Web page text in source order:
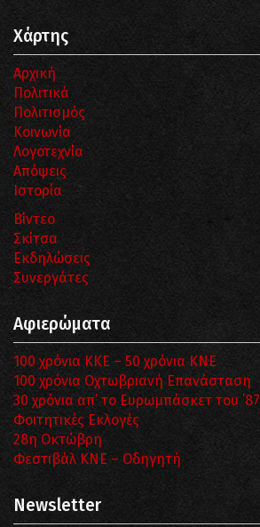
Χάρτης
Αρχική
Πολιτικά
Πολιτισμός
Κοινωνία
Λογοτεχνία
Απόψεις
Ιστορία
Βίντεο
Σκίτσα
Εκδηλώσεις
Συνεργάτες
Αφιερώματα
100 χρόνια ΚΚΕ – 50 χρόνια ΚΝΕ
100 χρόνια Οχτωβριανή Επανάσταση
30 χρόνια απ’ το Ευρωμπάσκετ του ΄87
Φοιτητικές Εκλογές
28η Οκτώβρη
Φεστιβάλ ΚΝΕ – Οδηγητή
Newsletter